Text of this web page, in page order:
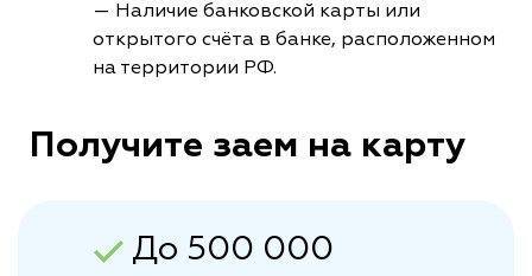
— Наличие банковской карты или
открытого счёта в банке, расположенном
на территории РФ.
Получите заем на карту
До 500 000